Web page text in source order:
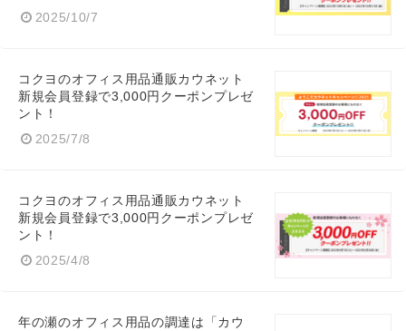
2025/10/7
コクヨのオフィス用品通販カウネット
新規会員登録で3,000円クーポンプレゼ
ント！
2025/7/8
コクヨのオフィス用品通販カウネット
新規会員登録で3,000円クーポンプレゼ
ント！
2025/4/8
年の瀬のオフィス用品の調達は「カウ
Japanese